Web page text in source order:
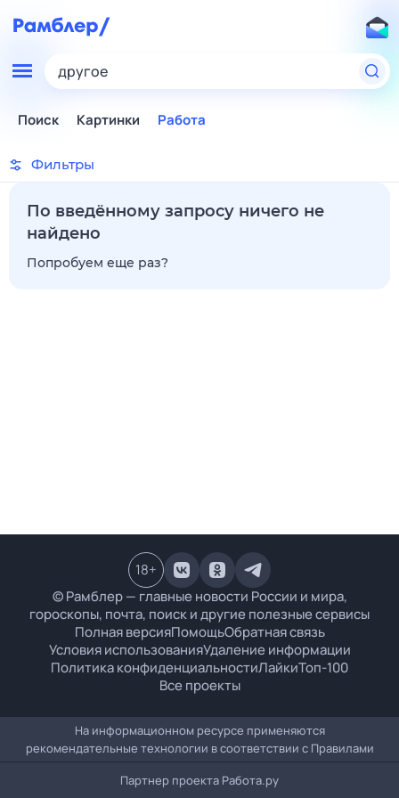
другое
Поиск Картинки Работа
Фильтры
По введённому запросу ничего не
найдено
Попробуем еще раз?
© Рамблер — главные новости России и мира,
гороскопы, почта, поиск и другие полезные сервисы
Полная версияПомощьОбратная связь
Условия использованияУдаление информации
Политика конфиденциальностиЛайкиТоп-100
Все проекты
18+
На информационном ресурсе применяются
рекомендательные технологии в соответствии с Правилами
Партнер проекта Работа.ру